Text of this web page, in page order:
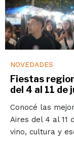
NOVEDADES
Fiestas
del 4 al 11 de
Conocé las
Aires del 4 al 11
vino, cultura y